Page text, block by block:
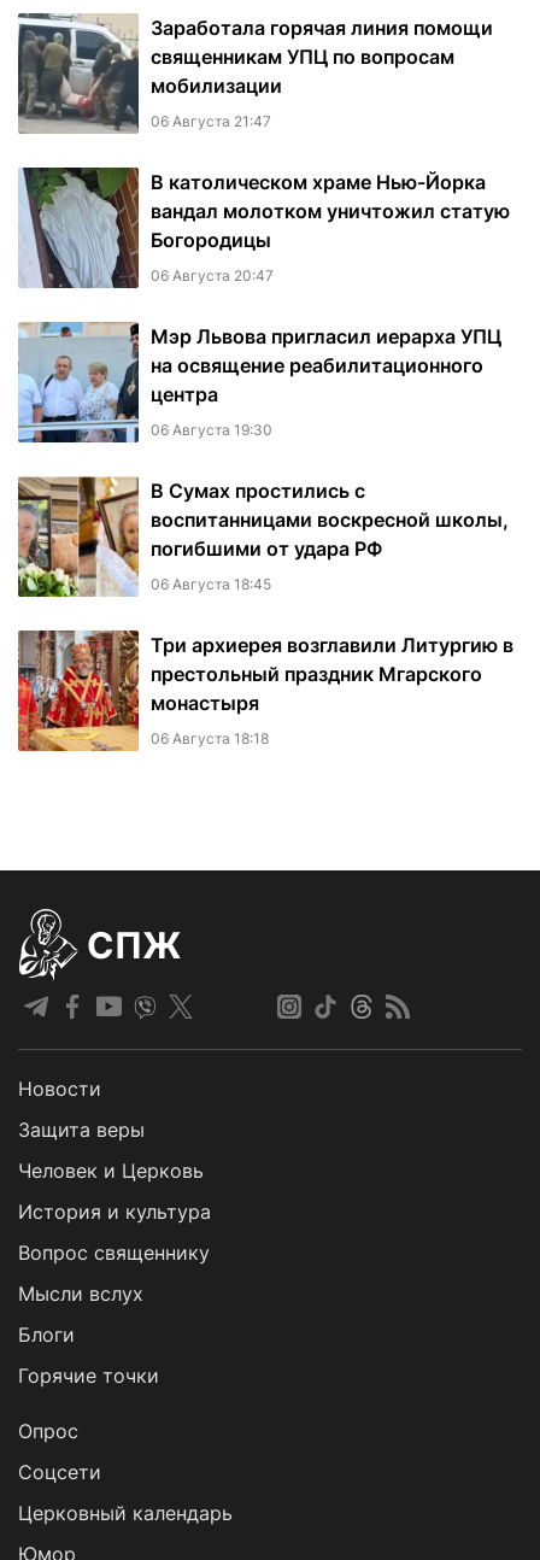
Заработала горячая линия помощи
священникам УПЦ по вопросам
мобилизации
06 Августа 21:47
В католическом храме Нью-Йорка
вандал молотком уничтожил статую
Богородицы
06 Августа 20:47
Мэр Львова пригласил иерарха УПЦ
на освящение реабилитационного
центра
06 Августа 19:30
В Сумах простились с
воспитанницами воскресной школы,
погибшими от удара РФ
06 Августа 18:45
Три архиерея возглавили Литургию в
престольный праздник Мгарского
монастыря
06 Августа 18:18
СПЖ
Новости
Защита веры
Человек и Церковь
История и культура
Вопрос священнику
Мысли вслух
Блоги
Горячие точки
Опрос
Cоцсети
Церковный календарь
Юмор